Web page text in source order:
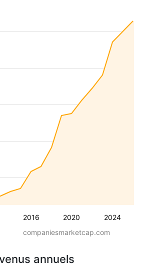
2016 2020 2024
companiesmarketcap.com
annuels